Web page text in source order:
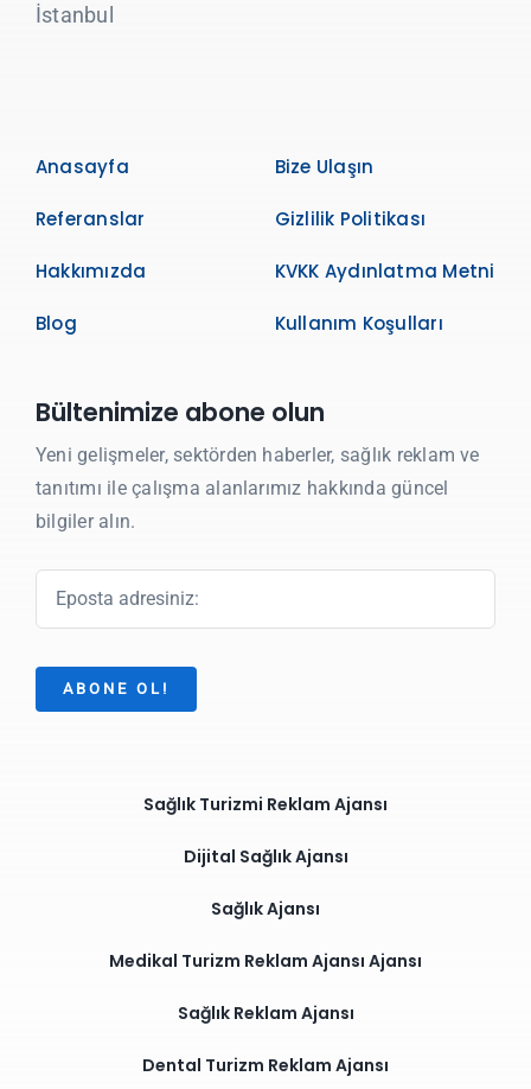
İstanbul
Anasayfa
Referanslar
Hakkımızda
Blog
Bize Ulaşın
Gizlilik Politikası
KVKK Aydınlatma Metni
Kullanım Koşulları
Bültenimize abone olun
Yeni gelişmeler, sektörden haberler, sağlık reklam ve
tanıtımı ile çalışma alanlarımız hakkında güncel
bilgiler alın.
ABONE OL!
Sağlık Turizmi Reklam Ajansı
Dijital Sağlık Ajansı
Sağlık Ajansı
Medikal Turizm Reklam Ajansı Ajansı
Sağlık Reklam Ajansı
Dental Turizm Reklam Ajansı